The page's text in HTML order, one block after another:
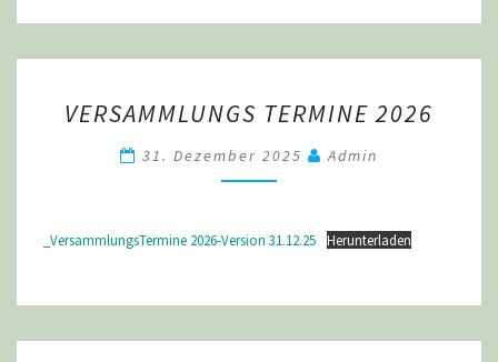
TERMINE
2026
VERSAMMLUNGS TERMINE 2026
31. Dezember 2025 Admin
_VersammlungsTermine 2026-Version 31.12.25 Herunterladen